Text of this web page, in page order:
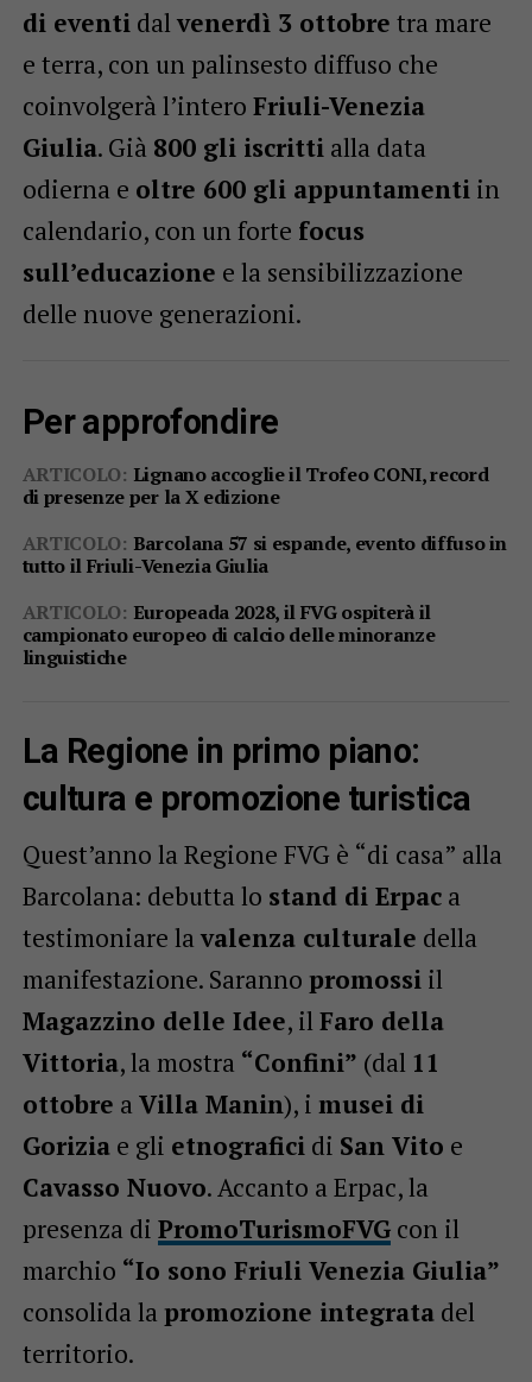
di eventidal venerdì 3 ottobre tra mare
e terra, con un palinsesto diffuso che
coinvolgerà l’intero Friuli-Venezia
Giulia. Già 800 gli iscrittialla data
odierna e oltre 600 gli appuntamentiin
calendario, con un forte focus
sull’educazione e la sensibilizzazione
delle nuove generazioni.
Per approfondire
ARTICOLO: Lignano accoglie il Trofeo CONI, record
di presenze per la X edizione
ARTICOLO: Barcolana 57 si espande, evento diffuso in
tutto il Friuli-Venezia Giulia
ARTICOLO: Europeada 2028, il FVG ospiterà il
campionato europeo di calcio delle minoranze
linguistiche
La Regione in primo piano:
cultura e promozione turistica
Quest’anno la Regione FVG è “di casa” alla
Barcolana: debutta lo stand di Erpaca
testimoniare la valenza culturale della
manifestazione. Saranno promossiil
Magazzino delle Idee, il Faro della
Vittoria, la mostra “Confini” (dal 11
ottobre a Villa Manin), i musei di
Goriziae gli etnograficidi San Vito e
Cavasso Nuovo. Accanto a Erpac, la
presenza di PromoTurismoFVGcon il
marchio “Io sono Friuli Venezia Giulia”
consolida la promozione integratadel
territorio.